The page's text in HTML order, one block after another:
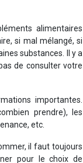
alimentaires
si mal mélangé, si
substances. Il y a
de consulter votre
importantes.
prendre), les
etc.
il faut toujours
pour le choix de